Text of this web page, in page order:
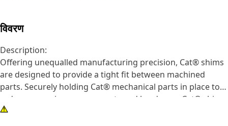
विवरण
Description:
Offering unequalled manufacturing precision, Cat® shims
are designed to provide a tight fit between machined
parts. Securely holding Cat® mechanical parts in place to
reduce excessive wear on parts and hardware. Cat® shims
provide superior protection, being manufactured from